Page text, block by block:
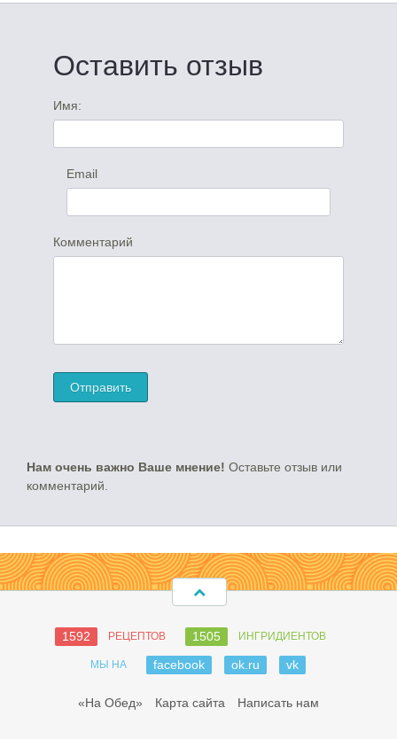
Оставить отзыв
Имя:
Email
Комментарий
Нам очень важно Ваше мнение! Оставьте отзыв или
комментарий.
1592 РЕЦЕПТОВ 1505 ИНГРИДИЕНТОВ
МЫ НА facebook ok.ru vk
«На Обед» Карта сайта Написать нам